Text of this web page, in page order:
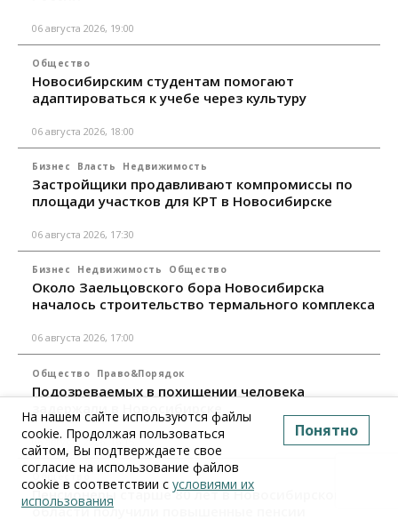
06 августа 2026, 19:00
Общество
Новосибирским студентам помогают
адаптироваться к учебе через культуру
06 августа 2026, 18:00
Бизнес Власть Недвижимость
Застройщики продавливают компромиссы по
площади участков для КРТ в Новосибирске
06 августа 2026, 17:30
Бизнес Недвижимость Общество
Около Заельцовского бора Новосибирска
началось строительство термального комплекса
06 августа 2026, 17:00
Общество Право&Порядок
Подозреваемых в похищении человека
задержали в Новосибирске
06 августа 2026, 16:15
Общество
Пенсионеры старше 80 лет в Новосибирской
области получили повышенные пенсии
На нашем сайте используются файлы
cookie. Продолжая пользоваться
сайтом, Вы подтверждаете свое
согласие на использование файлов
cookie в соответствии с условиями их
использования
Понятно